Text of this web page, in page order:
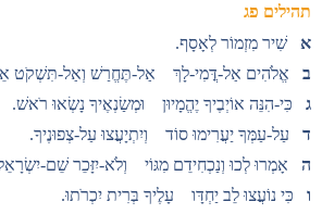
תהילים פג
א שִׁיר מִזְמוֹר לְאָסָף.
ב אֱלֹהִים אַל-דֳּמִי-לָךְ אַל-תֶּחֱרַשׁ וְאַל-תִּשְׁקֹט
ג כִּי-הִנֵּה אוֹיְבֶיךָ יֶהֱמָיוּן וּמְשַׂנְאֶיךָ נָשְׂאוּ רֹאשׁ.
ד עַל-עַמְּךָ יַעֲרִימוּ סוֹד וְיִתְיָעֲצוּ עַל-צְפוּנֶיךָ.
ה אָמְרוּ לְכוּ וְנַכְחִידֵם מִגּוֹי וְלֹא-יִזָּכֵר שֵׁם-
ו כִּי נוֹעֲצוּ לֵב יַחְדָּו עָלֶיךָ בְּרִית יִכְרֹתוּ.